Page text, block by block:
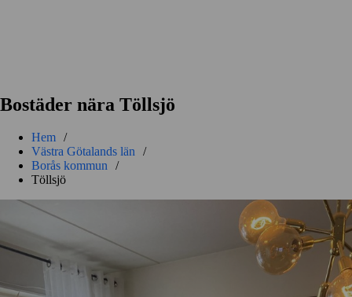
Bostäder nära Töllsjö
Hem /
Västra Götalands län /
Borås kommun /
Töllsjö